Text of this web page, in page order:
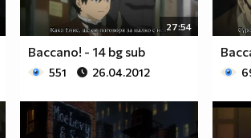
27:54
Baccano! - 14 bg sub
551 26.04.2012